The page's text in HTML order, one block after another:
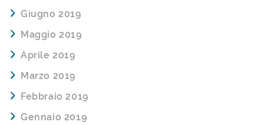
Giugno 2019
Maggio 2019
Aprile 2019
Marzo 2019
Febbraio 2019
Gennaio 2019